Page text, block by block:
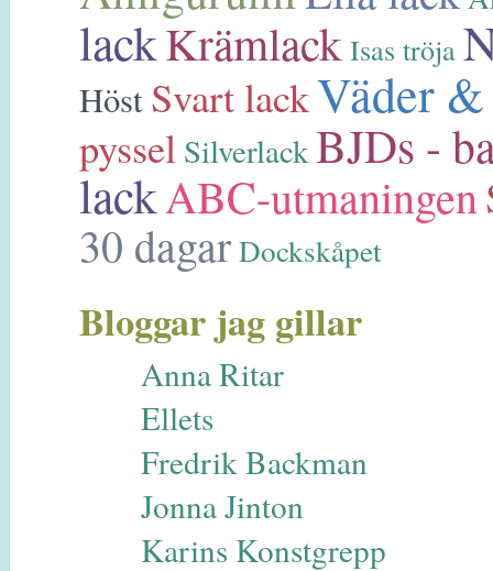
lackKrämlack Isas tröja
HöstSvart lackVäder
pyssel SilverlackBJDs -
lackABC-utmaningen
30 dagarDockskåpet
Bloggar jag gillar
Anna Ritar
Ellets
Fredrik Backman
Jonna Jinton
Karins Konstgrepp